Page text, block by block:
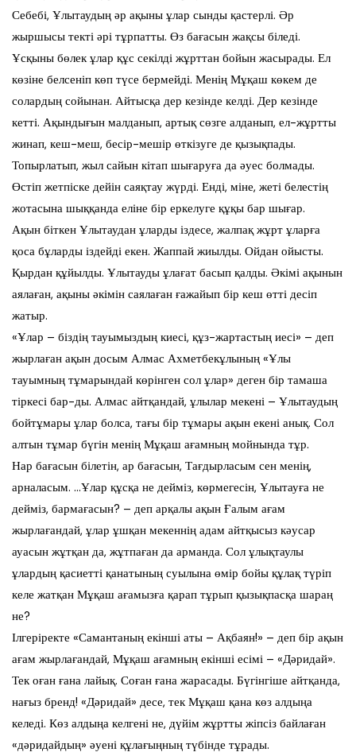
Себебі, Ұлытаудың әр ақыны ұлар сынды қастерлі. Әр
жыршысы текті әрі тұрпатты. Өз бағасын жақсы біледі.
Ұсқыны бөлек ұлар құс секілді жұрттан бойын жасырады. Ел
көзіне белсеніп көп түсе бермейді. Менің Мұқаш көкем де
солардың сойынан. Айтысқа дер кезінде келді. Дер кезінде
кетті. Ақындығын малданып, артық сөзге алданып, ел-жұртты
жинап, кеш-меш, бесір-мешір өткізуге де қызықпады.
Топырлатып, жыл сайын кітап шығаруға да әуес болмады.
Өстіп жетпіске дейін саяқтау жүрді. Енді, міне, жеті белестің
жотасына шыққанда еліне бір еркелуге құқы бар шығар.
Ақын біткен Ұлытаудан ұларды іздесе, жалпақ жұрт ұларға
қоса бұларды іздейді екен. Жаппай жиылды. Ойдан ойысты.
Қырдан құйылды. Ұлытауды ұлағат басып қалды. Әкімі ақынын
аялаған, ақыны әкімін саялаған ғажайып бір кеш өтті десіп
жатыр.
«Ұлар – біздің тауымыздың киесі, құз-жартастың иесі» – деп
жырлаған ақын досым Алмас Ахметбекұлының «Ұлы
тауымның тұмарындай көрінген сол ұлар» деген бір тамаша
тіркесі бар-ды. Алмас айтқандай, ұлылар мекені – Ұлытаудың
бойтұмары ұлар болса, тағы бір тұмары ақын екені анық. Сол
алтын тұмар бүгін менің Мұқаш ағамның мойнында тұр.
Нар бағасын білетін, ар бағасын, Тағдырласым сен менің,
арналасым. …Ұлар құсқа не дейміз, көрмегесін, Ұлытауға не
дейміз, бармағасын? – деп арқалы ақын Ғалым ағам
жырлағандай, ұлар ұшқан мекеннің адам айтқысыз кәусар
ауасын жұтқан да, жұтпаған да арманда. Сол ұлықтаулы
ұлардың қасиетті қанатының суылына өмір бойы құлақ түріп
келе жатқан Мұқаш ағамызға қарап тұрып қызықпасқа шараң
не?
Ілгеріректе «Самантаның екінші аты – Ақбаян!» – деп бір ақын
ағам жырлағандай, Мұқаш ағамның екінші есімі – «Дәридай».
Тек оған ғана лайық. Соған ғана жарасады. Бүгінгіше айтқанда,
нағыз бренд! «Дәридай» десе, тек Мұқаш қана көз алдыңа
келеді. Көз алдыңа келгені не, дүйім жұртты жіпсіз байлаған
«дәридайдың» әуені құлағыңның түбінде тұрады.